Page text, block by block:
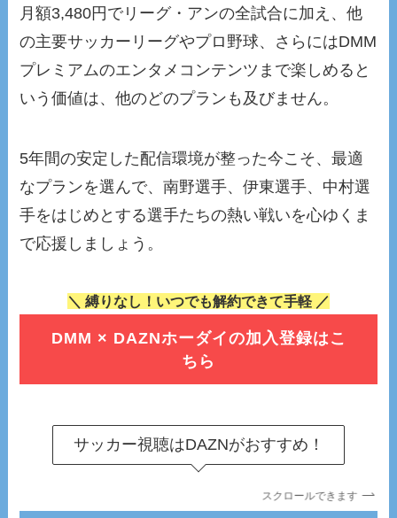
月額3,480円でリーグ・アンの全試合に加え、他
の主要サッカーリーグやプロ野球、さらにはDMM
プレミアムのエンタメコンテンツまで楽しめると
いう価値は、他のどのプランも及びません。
5年間の安定した配信環境が整った今こそ、最適
なプランを選んで、南野選手、伊東選手、中村選
手をはじめとする選手たちの熱い戦いを心ゆくま
で応援しましょう。
＼ 縛りなし！いつでも解約できて手軽 ／
DMM × DAZNホーダイの加入登録はこ
ちら
サッカー視聴はDAZNがおすすめ！
スクロールできます